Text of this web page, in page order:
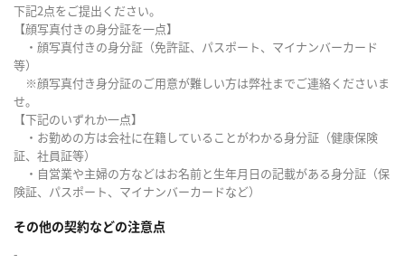
下記2点をご提出ください。
【顔写真付きの身分証を一点】
・顔写真付きの身分証（免許証、パスポート、マイナンバーカード
等）
※顔写真付き身分証のご用意が難しい方は弊社までご連絡くださいま
せ。
【下記のいずれか一点】
・お勤めの方は会社に在籍していることがわかる身分証（健康保険
証、社員証等）
・自営業や主婦の方などはお名前と生年月日の記載がある身分証（保
険証、パスポート、マイナンバーカードなど）
その他の契約などの注意点
-